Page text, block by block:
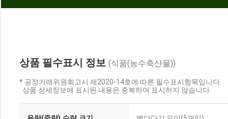
상품 필수표시 정보 (식품(농수축산물))
* 공정거래위원회고시 제2020-14호에 따른 필수표시항목입니다.
상품 상세정보에 표시된 내용은 중복하여 표시하지 않습니다.